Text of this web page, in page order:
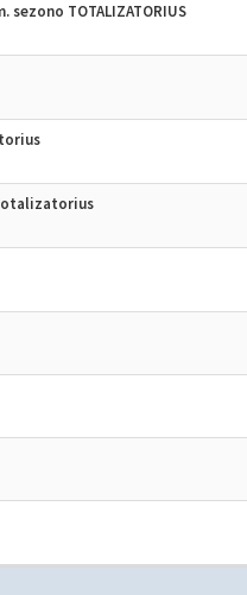
sezono TOTALIZATORIUS
totalizatorius